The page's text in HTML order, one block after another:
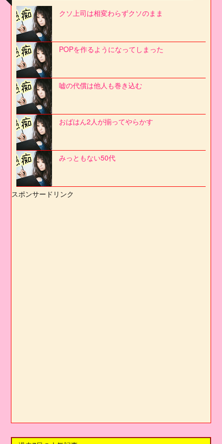
クソ上司は相変わらずクソのまま
POPを作るようになってしまった
嘘の代償は他人も巻き込む
おばはん2人が揃ってやらかす
みっともない50代
スポンサードリンク